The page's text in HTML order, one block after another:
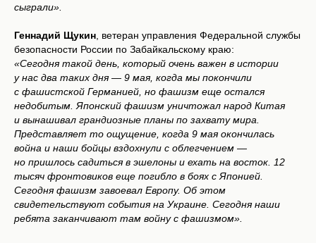
сыграли».
Геннадий Щукин , ветеран управления Федеральной службы
безопасности России по Забайкальскому краю:
«Сегодня такой день, который очень важен в истории
у нас два таких дня — 9 мая, когда мы покончили
с фашистской Германией, но фашизм еще остался
недобитым. Японский фашизм уничтожал народ Китая
и вынашивал грандиозные планы по захвату мира.
Представляет то ощущение, когда 9 мая окончилась
война и наши бойцы вздохнули с облегчением —
но пришлось садиться в эшелоны и ехать на восток. 12
тысяч фронтовиков еще погибло в боях с Японией.
Сегодня фашизм завоевал Европу. Об этом
свидетельствуют события на Украине. Сегодня наши
ребята заканчивают там войну с фашизмом».